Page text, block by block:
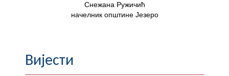
Јавни позиви
Заштита од пожара
Снежана Ружичић
начелник општине Језеро
Вијести